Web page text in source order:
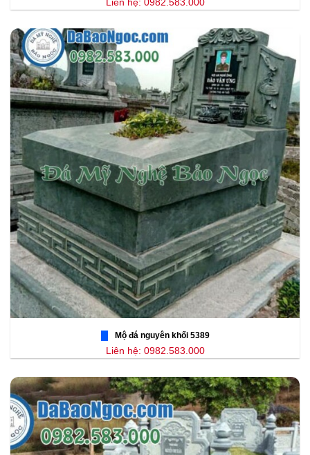
Mộ đá nguyên khối 5389
Liên hệ: 0982.583.000